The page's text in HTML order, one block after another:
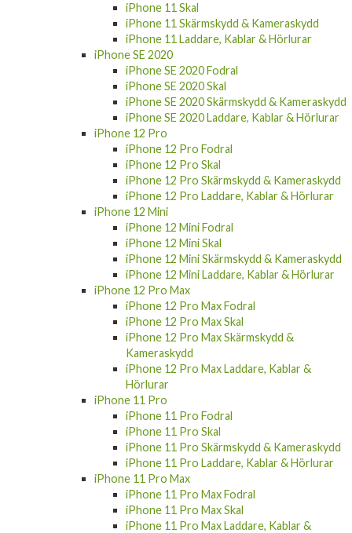
iPhone 11 Skärmskydd & Kameraskydd
iPhone 11 Laddare, Kablar & Hörlurar
iPhone SE 2020
iPhone SE 2020 Fodral
iPhone SE 2020 Skal
iPhone SE 2020 Skärmskydd & Kameraskydd
iPhone SE 2020 Laddare, Kablar & Hörlurar
iPhone 12 Pro
iPhone 12 Pro Fodral
iPhone 12 Pro Skal
iPhone 12 Pro Skärmskydd & Kameraskydd
iPhone 12 Pro Laddare, Kablar & Hörlurar
iPhone 12 Mini
iPhone 12 Mini Fodral
iPhone 12 Mini Skal
iPhone 12 Mini Skärmskydd & Kameraskydd
iPhone 12 Mini Laddare, Kablar & Hörlurar
iPhone 12 Pro Max
iPhone 12 Pro Max Fodral
iPhone 12 Pro Max Skal
iPhone 12 Pro Max Skärmskydd &
Kameraskydd
iPhone 12 Pro Max Laddare, Kablar &
Hörlurar
iPhone 11 Pro
iPhone 11 Pro Fodral
iPhone 11 Pro Skal
iPhone 11 Pro Skärmskydd & Kameraskydd
iPhone 11 Pro Laddare, Kablar & Hörlurar
iPhone 11 Pro Max
iPhone 11 Pro Max Fodral
iPhone 11 Pro Max Skal
iPhone 11 Pro Max Laddare, Kablar &
Hörlurar